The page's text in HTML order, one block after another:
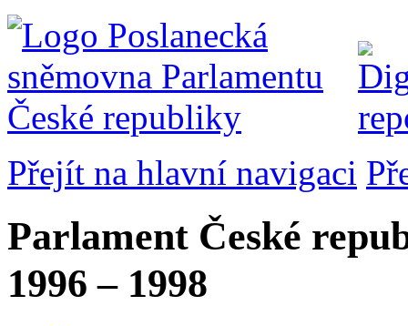
Přejít na hlavní navigaci
Parlament České
1996 – 1998